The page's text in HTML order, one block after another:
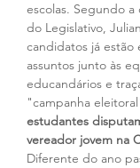
escolas. Segundo
do Legislativo,
candidatos já estão
assuntos junto às
educandários e
"campanha
estudantes
vereador jovem na
Diferente do ano